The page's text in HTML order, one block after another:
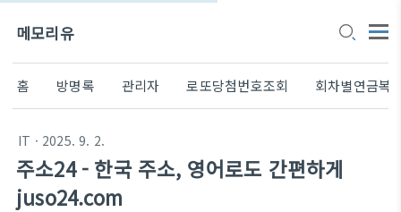
메모리유
홈 방명록 관리자 로또당첨번호조회 회차별연금복
IT · 2025. 9. 2.
주소24 - 한국 주소, 영어로도 간편하게
juso24.com